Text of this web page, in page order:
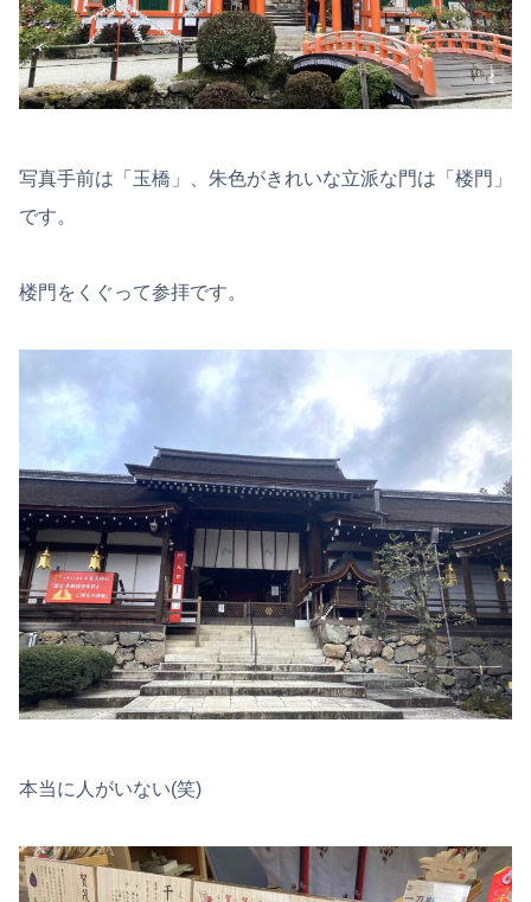
写真手前は「玉橋」、朱色がきれいな立派な門は「楼門」
です。
楼門をくぐって参拝です。
本当に人がいない(笑)